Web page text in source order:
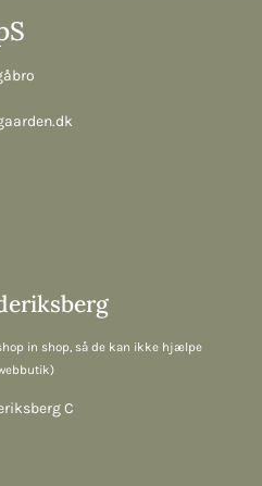
in shop, så de kan ikke hjælpe
C